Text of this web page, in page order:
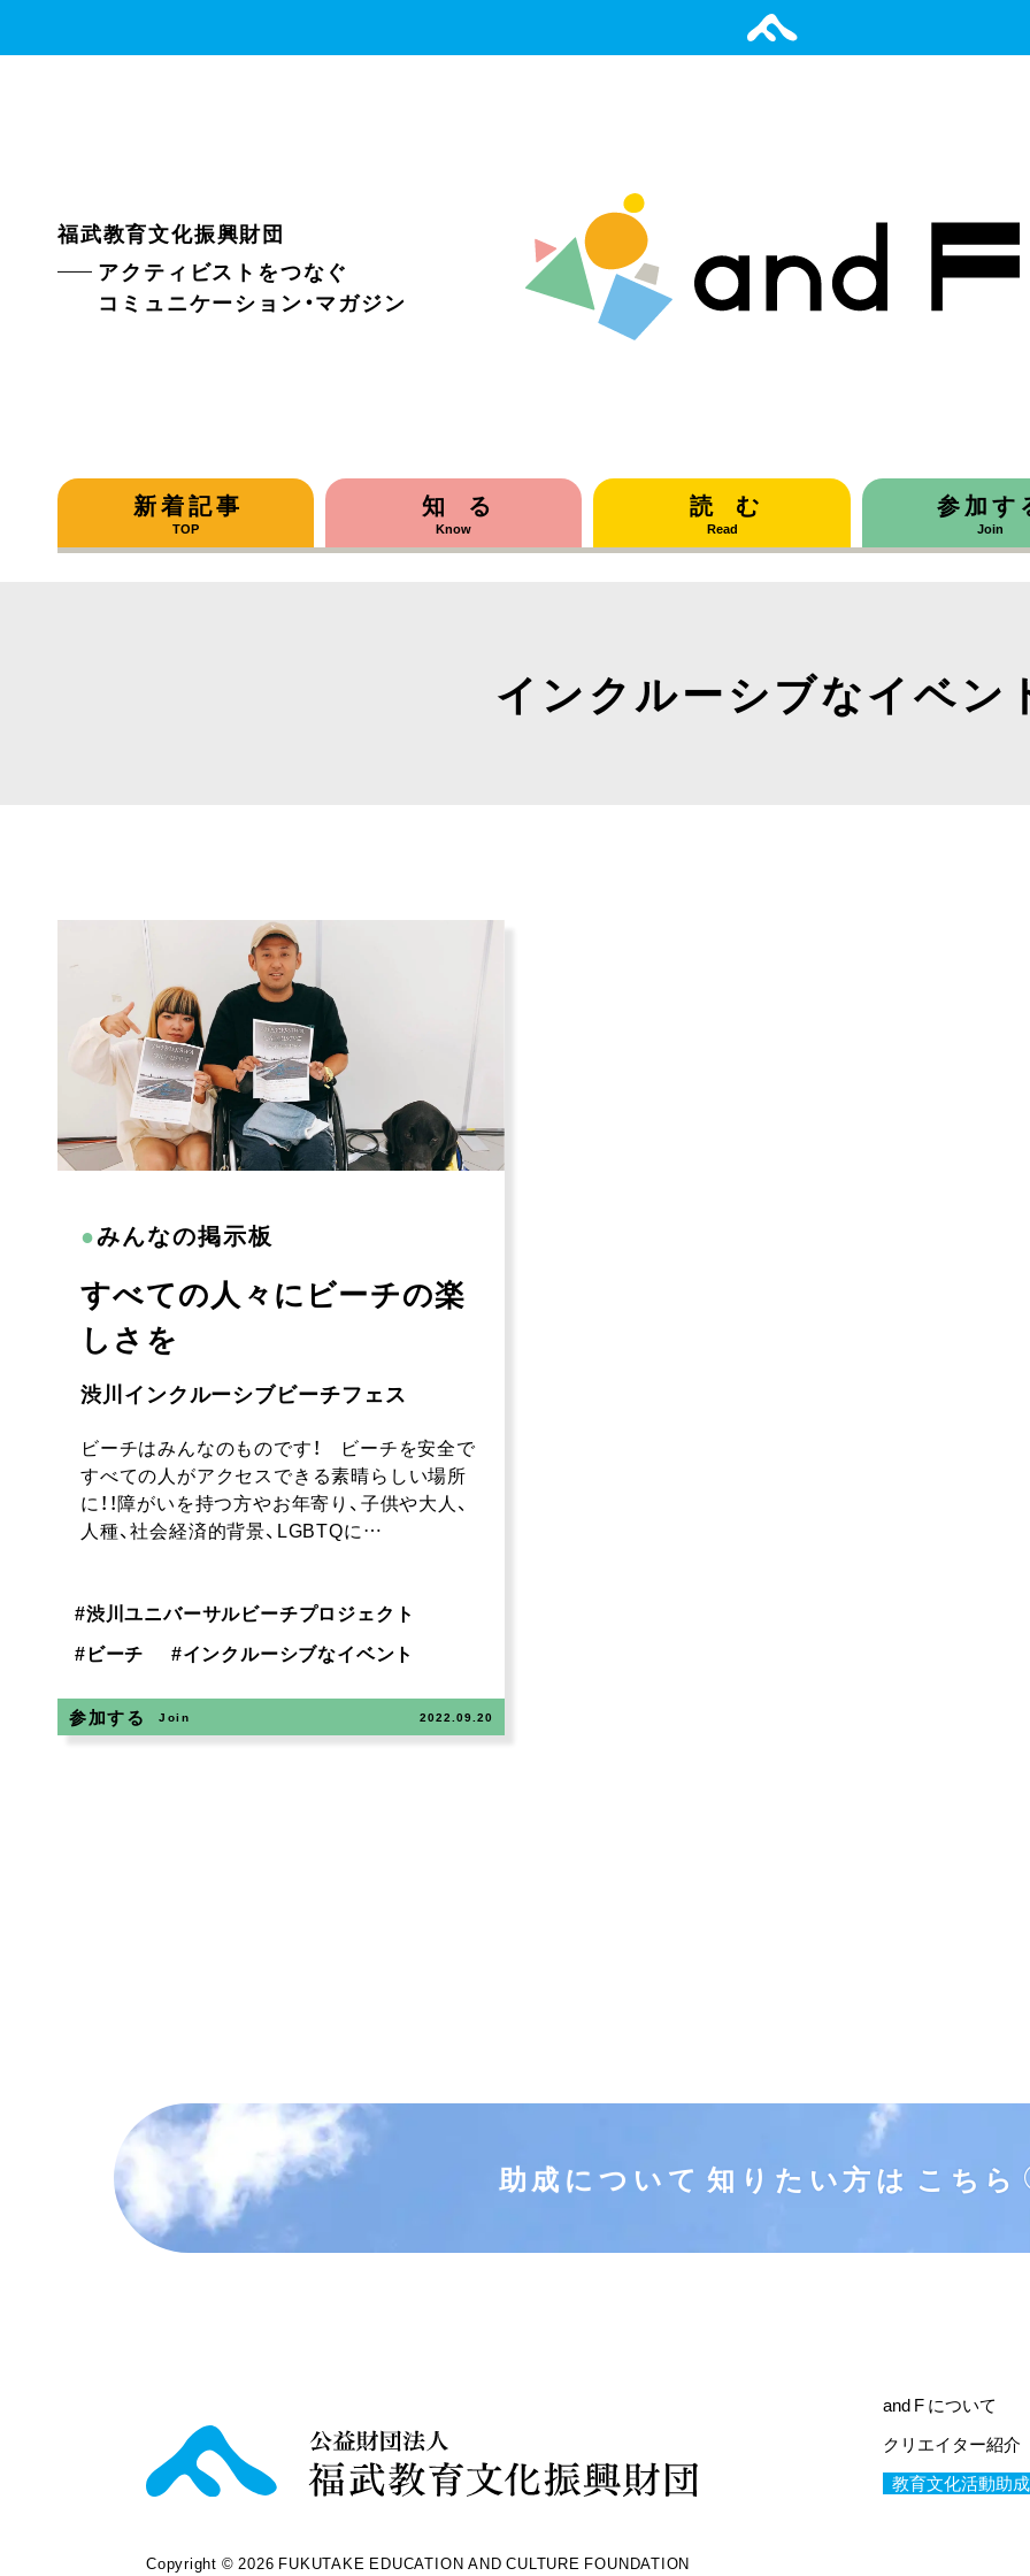
福武教育文化振興財団
アクティビストをつなぐ
コミュニケーション・マガジン
新着記事
TOP
知る
Know
読む
Read
参加す
Join
インクルーシブなイベン
●みんなの掲示板
すべての人々にビーチの楽
しさを
渋川インクルーシブビーチフェス
ビーチはみんなのものです！ ビーチを安全で
すべての人がアクセスできる素晴らしい場所
に！！障がいを持つ方やお年寄り、子供や大人、
人種、社会経済的背景、LGBTQに…
#渋川ユニバーサルビーチプロジェクト
#ビーチ #インクルーシブなイベント
参加する Join 2022.09.20
助成について 知りたい方は こちら
and F について
クリエイター紹介
教育文化活動助
Copyright © 2026 FUKUTAKE EDUCATION AND CULTURE FOUNDATION